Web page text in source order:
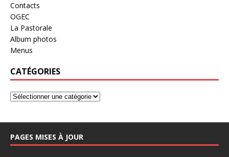
Contacts
OGEC
La Pastorale
Album photos
Menus
CATÉGORIES
PAGES MISES À JOUR